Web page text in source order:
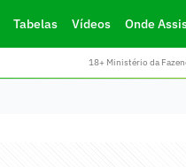
Tabelas Vídeos Onde
18+ Ministério da